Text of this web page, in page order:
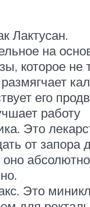
Лактусан.
на
которое не
его
работу
Это
от запора
оно абсолютно
Это